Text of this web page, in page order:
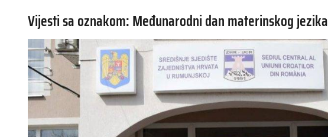
Vijesti sa oznakom: Međunarodni dan materinskog jezika